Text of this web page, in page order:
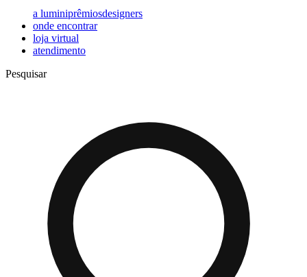
a luminiprêmiosdesigners
onde encontrar
loja virtual
atendimento
Pesquisar